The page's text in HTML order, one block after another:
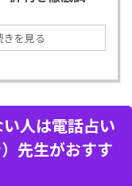
きを見る
人は電話占い
先生がおすす